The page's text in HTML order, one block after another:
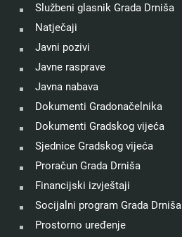
Službeni glasnik Grada Drniša
Natječaji
Javni pozivi
Javne rasprave
Javna nabava
Dokumenti Gradonačelnika
Dokumenti Gradskog vijeća
Sjednice Gradskog vijeća
Proračun Grada Drniša
Financijski izvještaji
Socijalni program Grada Drniša
Prostorno uređenje